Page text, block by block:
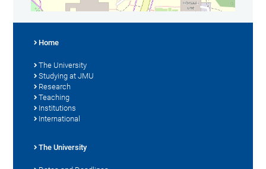
Home
The University
Studying at JMU
Research
Teaching
Institutions
International
The University